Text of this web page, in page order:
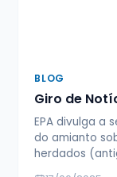
BLOG
Giro de
EPA divulga a
do amianto
herdados